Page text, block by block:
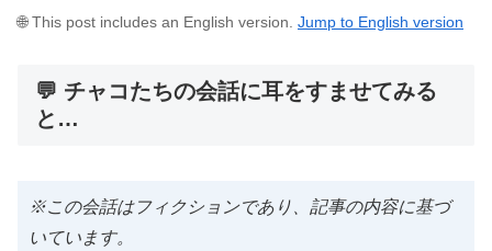
🌐 This post includes an English version. Jump to English version
💬 チャコたちの会話に耳をすませてみる
と…
※この会話はフィクションであり、記事の内容に基づ
いています。